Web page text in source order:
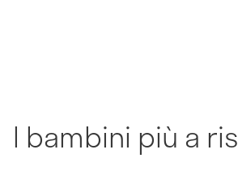
I bambini più a